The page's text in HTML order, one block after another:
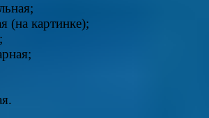
(на картинке);